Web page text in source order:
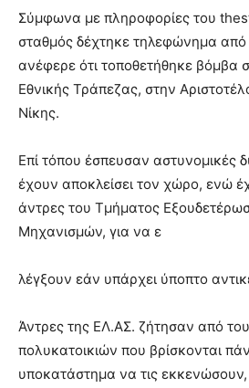
Σύμφωνα με πληροφορίες του
σταθμός δέχτηκε τηλεφώνημα
ανέφερε ότι τοποθετήθηκε βόμβα
Εθνικής Τράπεζας, στην
Νίκης.
Επί τόπου έσπευσαν αστυνομικές
έχουν αποκλείσει τον χώρο, ενώ
άντρες του Τμήματος
Μηχανισμών, για να ε
λέγξουν εάν υπάρχει ύποπτο
Άντρες της ΕΛ.ΑΣ. ζήτησαν από
πολυκατοικιών που βρίσκονται
υποκατάστημα να τις